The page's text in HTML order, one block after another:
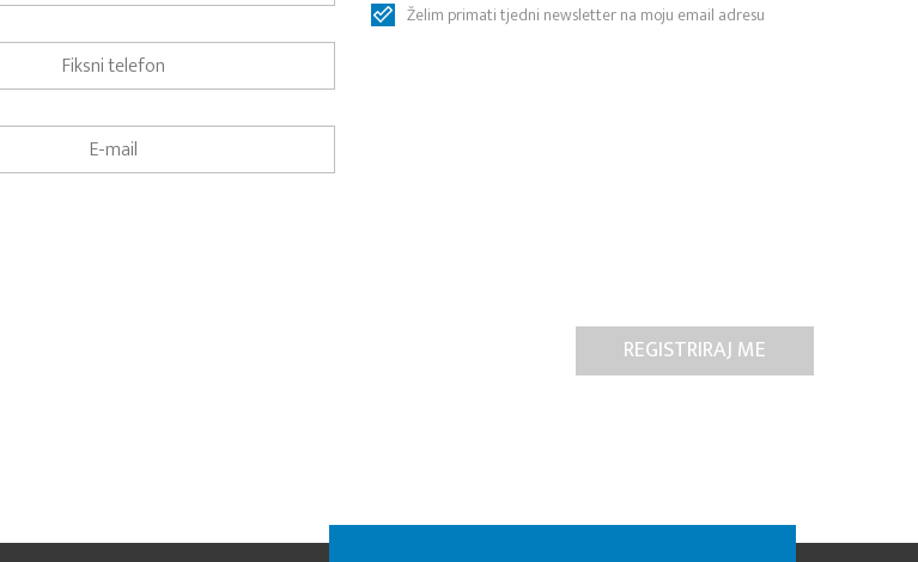
Želim primati tjedni newsletter na moju email adresu